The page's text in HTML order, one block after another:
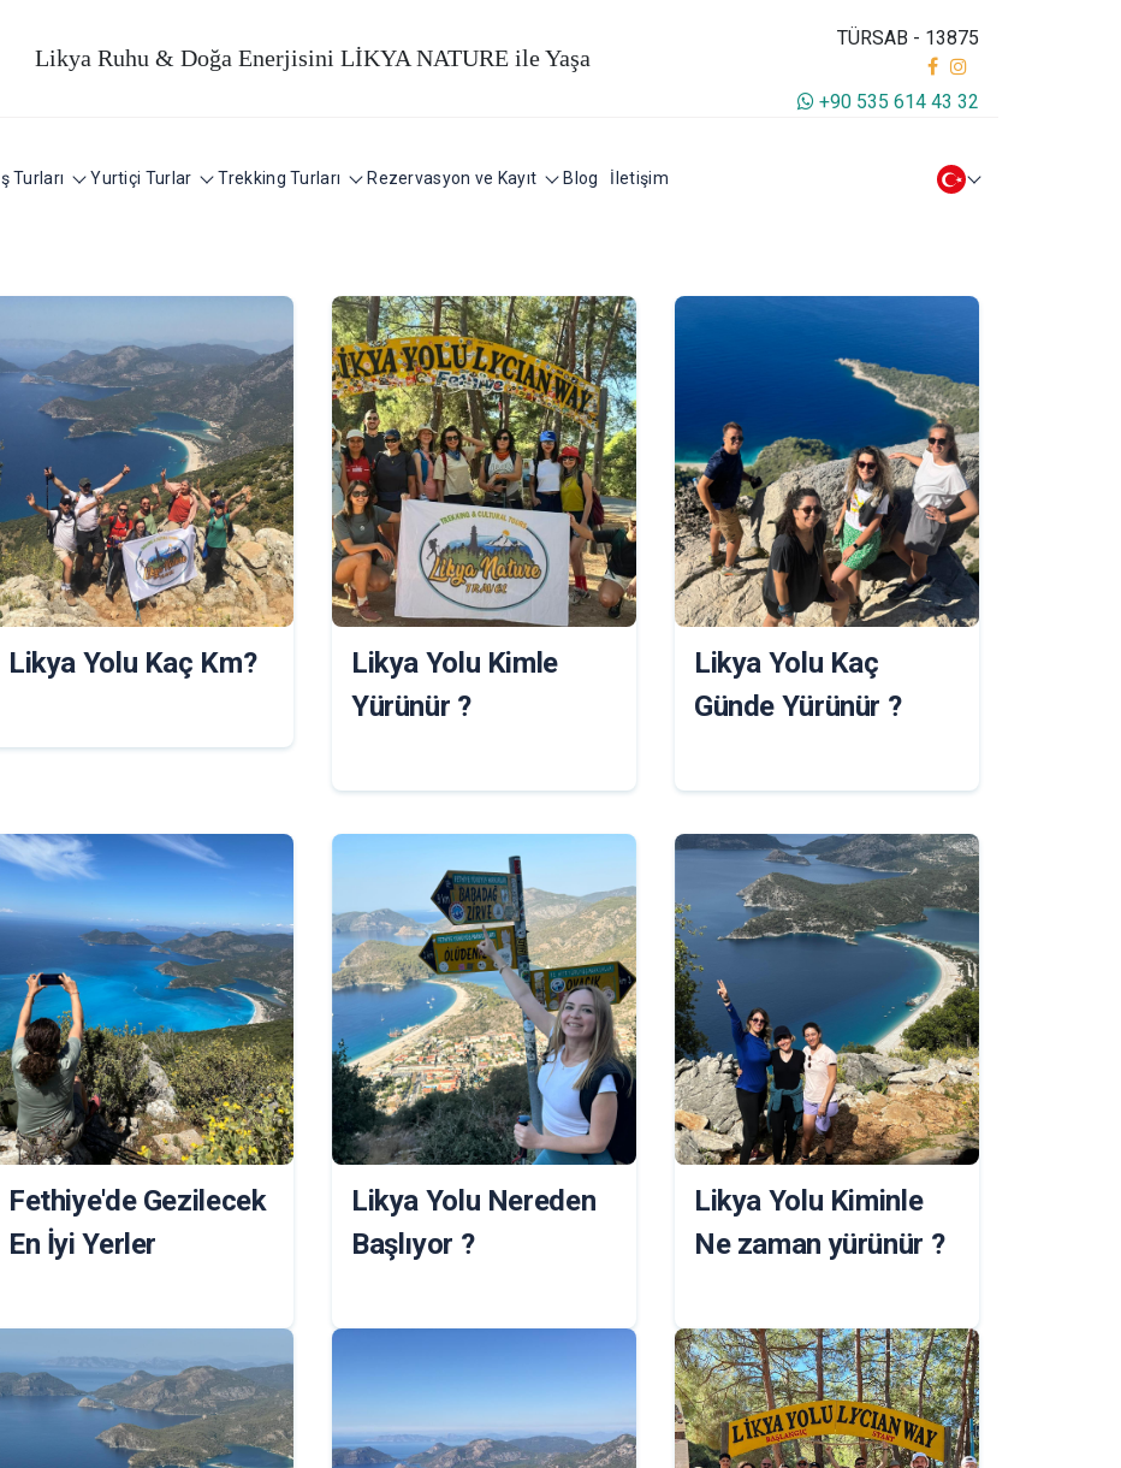
Likya Ruhu & Doğa Enerjisini LİKYA NATURE ile Yaşa
TÜRSAB - 13875
+90 535 614 43 32
Turları Yurtiçi Turlar Trekking Turları Rezervasyon ve Kayıt Blog İletişim
Likya Yolu Kaç Km?
Likya Yolu Kimle
Yürünür ?
Likya Yolu Kaç
Günde Yürünür ?
Fethiye'de Gezilecek
En İyi Yerler
Likya Yolu Nereden
Başlıyor ?
Likya Yolu Kiminle
Ne zaman yürünür ?